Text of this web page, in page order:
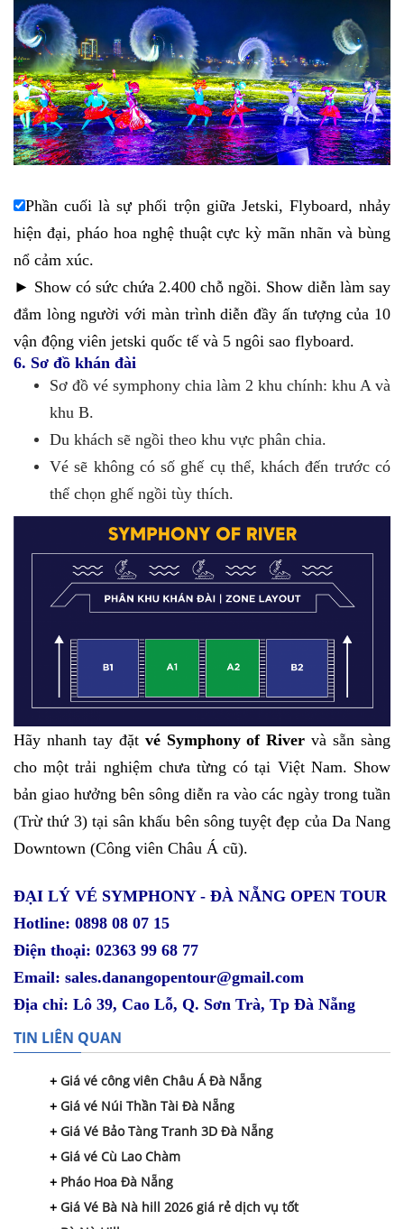
Phần cuối là sự phối trộn giữa Jetski, Flyboard, nhảy
hiện đại, pháo hoa nghệ thuật cực kỳ mãn nhãn và bùng
nổ cảm xúc.
► Show có sức chứa 2.400 chỗ ngồi. Show diễn làm say
đắm lòng người với màn trình diễn đầy ấn tượng của 10
vận động viên jetski quốc tế và 5 ngôi sao flyboard.
6. Sơ đồ khán đài
Sơ đồ vé symphony chia làm 2 khu chính: khu A và
khu B.
Du khách sẽ ngồi theo khu vực phân chia.
Vé sẽ không có số ghế cụ thể, khách đến trước có
thể chọn ghế ngồi tùy thích.
Hãy nhanh tay đặtvé Symphony of River và sẵn sàng
cho một trải nghiệm chưa từng có tại Việt Nam. Show
bản giao hưởng bên sông diễn ra vào các ngày trong tuần
(Trừ thứ 3) tại sân khấu bên sông tuyệt đẹp của Da Nang
Downtown (Công viên Châu Á cũ).
ĐẠI LÝ VÉ SYMPHONY - ĐÀ NẴNG OPEN TOUR
Hotline: 0898 08 07 15
Điện thoại: 02363 99 68 77
Email: sales.danangopentour@gmail.com
Địa chỉ: Lô 39, Cao Lỗ, Q. Sơn Trà, Tp Đà Nẵng
TIN LIÊN QUAN
Giá vé công viên Châu Á Đà Nẵng
Giá vé Núi Thần Tài Đà Nẵng
Giá Vé Bảo Tàng Tranh 3D Đà Nẵng
Giá vé Cù Lao Chàm
Pháo Hoa Đà Nẵng
Giá Vé Bà Nà hill 2026 giá rẻ dịch vụ tốt